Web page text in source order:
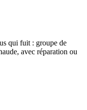
qui fuit : groupe de
avec réparation ou